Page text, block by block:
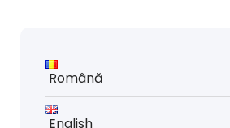
Română
English